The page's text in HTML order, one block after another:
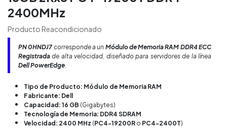
2400MHz
Producto Reacondicionado
PN 0HNDJ7 corresponde a un Módulo de Memoria RAM DDR4 ECC
Registrada de alta velocidad, diseñado para servidores de la línea
Dell PowerEdge.
Tipo de Producto: Módulo de Memoria RAM
Fabricante: Dell
Capacidad: 16 GB (Gigabytes)
Tecnología de Memoria: DDR4 SDRAM
Velocidad: 2400 MHz (PC4-19200R o PC4-2400T)